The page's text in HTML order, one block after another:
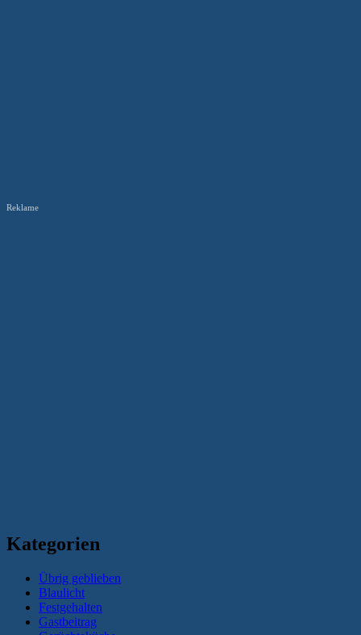
Reklame
Kategorien
Übrig geblieben
Blaulicht
Festgehalten
Gastbeitrag